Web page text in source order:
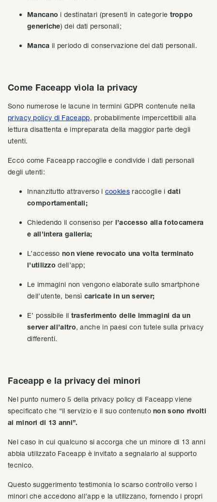
Mancano i destinatari (presenti in categorie troppo
generiche) dei dati personali;
Manca il periodo di conservazione dei dati personali.
Come Faceapp vìola la privacy
Sono numerose le lacune in termini GDPR contenute nella
privacy policy di Faceapp, probabilmente impercettibili alla
lettura disattenta e impreparata della maggior parte degli
utenti.
Ecco come Faceapp raccoglie e condivide i dati personali
degli utenti:
Innanzitutto attraverso i cookiesraccoglie i dati
comportamentali;
Chiedendo il consenso per l’accesso alla fotocamera
e all’intera galleria;
L’accesso non viene revocato una volta terminato
l’utilizzo dell’app;
Le immagini non vengono elaborate sullo smartphone
dell’utente, bensì caricate in un server;
E’ possibile il trasferimento delle immagini da un
server all’altro, anche in paesi con tutele sulla privacy
differenti.
Faceapp e la privacy dei minori
Nel punto numero 5 della privacy policy di Faceapp viene
specificato che “il servizio e il suo contenutonon sono rivolti
ai minori di 13 anni”.
Nel caso in cui qualcuno si accorga che un minore di 13 anni
abbia utilizzato Faceapp è invitato a segnalarlo al supporto
tecnico.
Questo suggerimento testimonia lo scarso controllo verso i
minori che accedono all’app e la utilizzano, fornendo i propri